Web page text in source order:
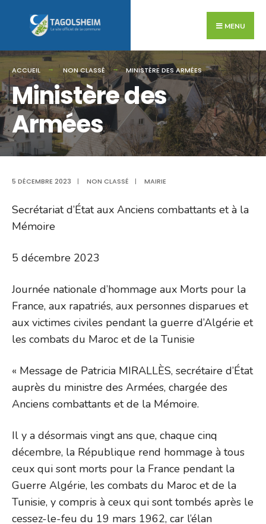
MENU
ACCUEIL NON CLASSÉ MINISTÈRE DES ARMÉES
Ministère des
Armées
5 DÉCEMBRE 2023 | NON CLASSÉ | MAIRIE
Secrétariat d’État aux Anciens combattants et à la
Mémoire
5 décembre 2023
Journée nationale d’hommage aux Morts pour la
France, aux rapatriés, aux personnes disparues et
aux victimes civiles pendant la guerre d’Algérie et
les combats du Maroc et de la Tunisie
« Message de Patricia MIRALLÈS, secrétaire d’État
auprès du ministre des Armées, chargée des
Anciens combattants et de la Mémoire.
Il y a désormais vingt ans que, chaque cinq
décembre, la République rend hommage à tous
ceux qui sont morts pour la France pendant la
Guerre Algérie, les combats du Maroc et de la
Tunisie, y compris à ceux qui sont tombés après le
cessez-le-feu du 19 mars 1962, car l’élan
for: